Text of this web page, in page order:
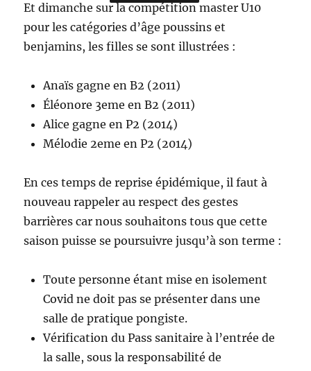
Et dimanche sur la compétition master U10
pour les catégories d’âge poussins et
benjamins, les filles se sont illustrées :
Anaïs gagne en B2 (2011)
Éléonore 3eme en B2 (2011)
Alice gagne en P2 (2014)
Mélodie 2eme en P2 (2014)
En ces temps de reprise épidémique, il faut à
nouveau rappeler au respect des gestes
barrières car nous souhaitons tous que cette
saison puisse se poursuivre jusqu’à son terme :
Toute personne étant mise en isolement
Covid ne doit pas se présenter dans une
salle de pratique pongiste.
Vérification du Pass sanitaire à l’entrée de
la salle, sous la responsabilité de